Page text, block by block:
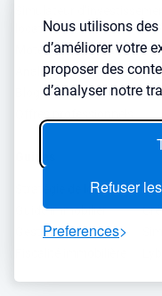
Nous utilisons
d’améliorer votre
proposer des
d’analyser notre
Refuser
Preferences
locatif
Moteur de recherche
Analyse de ville
Blog investissement
Stratégie de location
Guide immobilier
Gestion locative